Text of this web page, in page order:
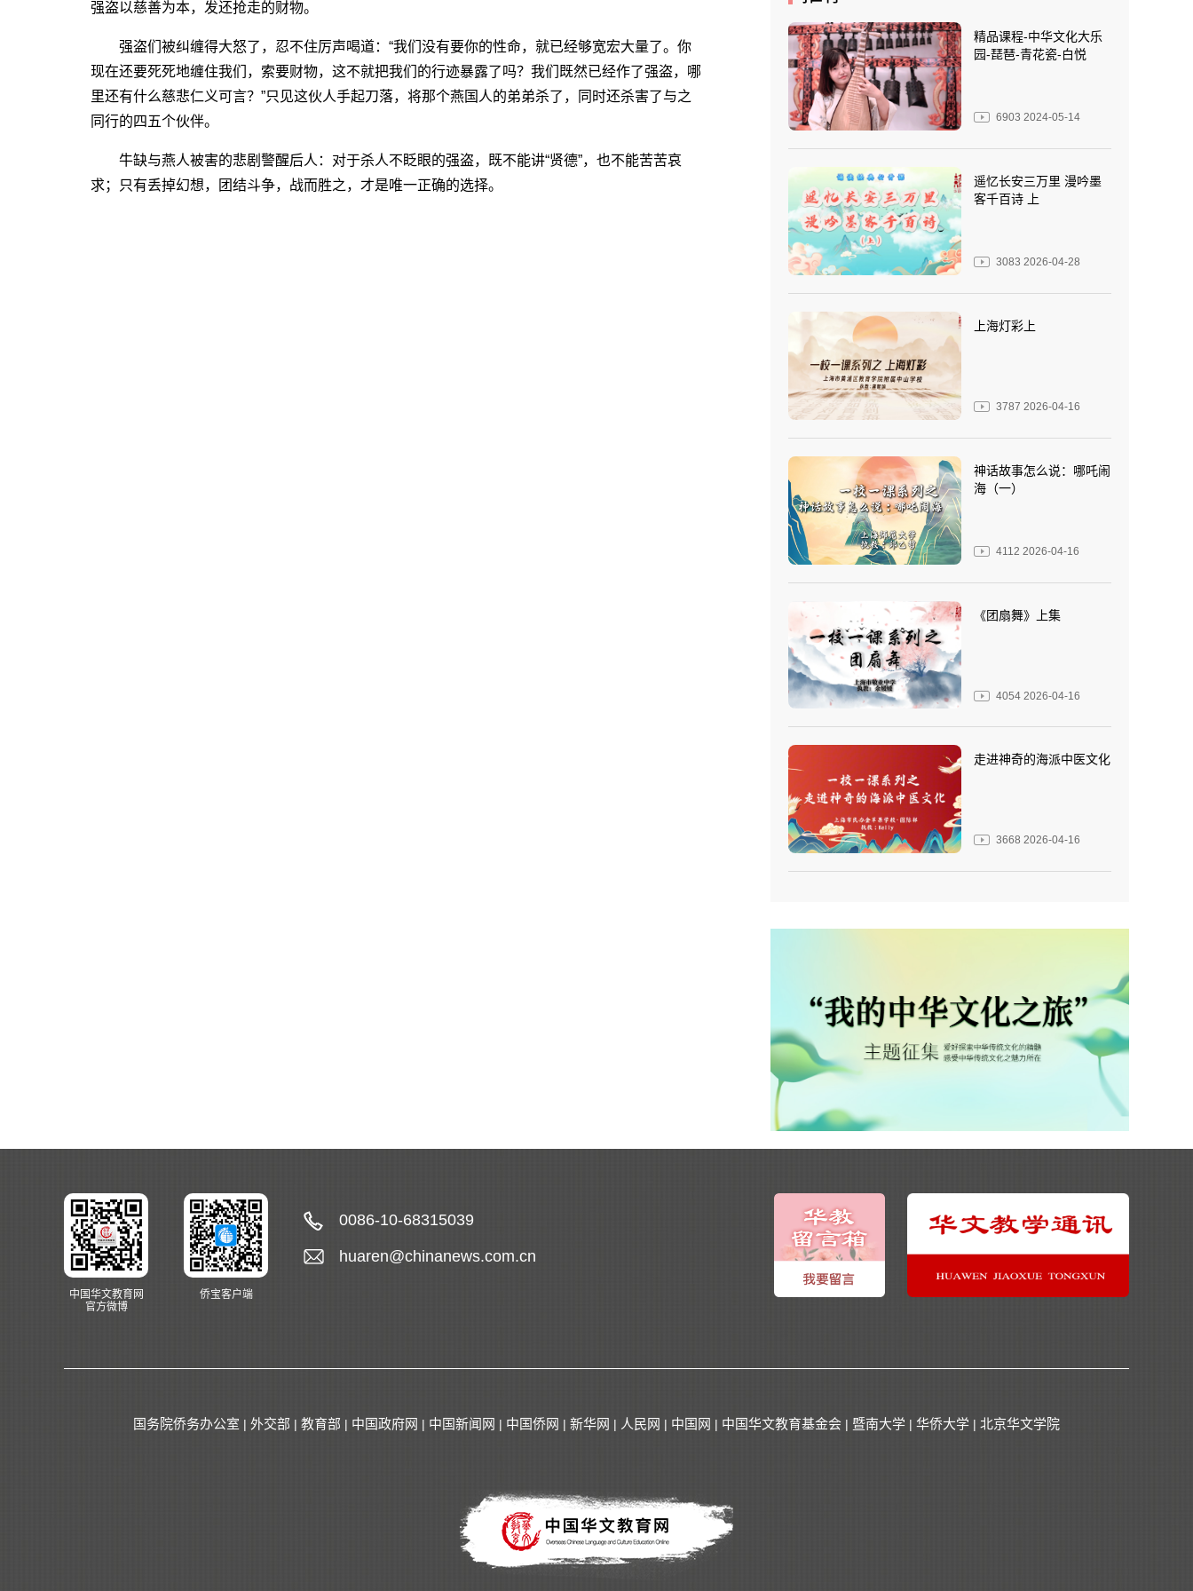
强盗以慈善为本，发还抢走的财物。
强盗们被纠缠得大怒了，忍不住厉声喝道：“我们没有要你的性命，就已经够宽宏大量了。你
现在还要死死地缠住我们，索要财物，这不就把我们的行迹暴露了吗？我们既然已经作了强盗，哪
里还有什么慈悲仁义可言？”只见这伙人手起刀落，将那个燕国人的弟弟杀了，同时还杀害了与之
同行的四五个伙伴。
牛缺与燕人被害的悲剧警醒后人：对于杀人不眨眼的强盗，既不能讲“贤德”，也不能苦苦哀
求；只有丢掉幻想，团结斗争，战而胜之，才是唯一正确的选择。
精品课程-中华文化大乐
园-琵琶-青花瓷-白悦
6903 2024-05-14
遥忆长安三万里 漫吟墨
客千百诗 上
3083 2026-04-28
上海灯彩上
3787 2026-04-16
神话故事怎么说：哪吒闹
海（一）
4112 2026-04-16
《团扇舞》上集
4054 2026-04-16
走进神奇的海派中医文化
3668 2026-04-16
中国华文教育网
官方微博
侨宝客户端
0086-10-68315039
huaren@chinanews.com.cn
国务院侨务办公室 | 外交部 | 教育部 | 中国政府网 | 中国新闻网 | 中国侨网 | 新华网 | 人民网 | 中国网 | 中国华文教育基金会 | 暨南大学 | 华侨大学 | 北京华文学院